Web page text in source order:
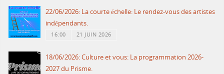
22/06/2026: La courte échelle: Le rendez-vous des artistes
indépendants.
16:00 21 JUIN 2026
18/06/2026: Culture et vous: La programmation 2026-
2027 du Prisme.